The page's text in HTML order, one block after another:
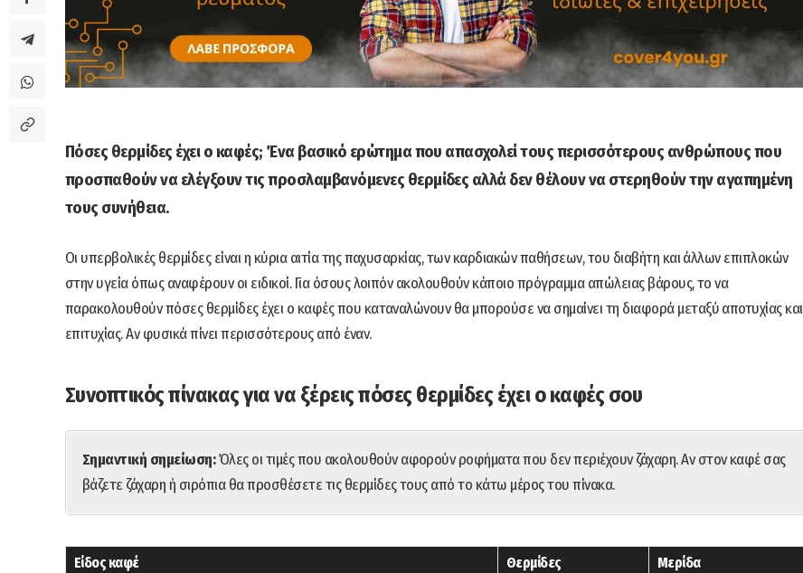
Πόσες θερμίδες έχει ο καφές; Ένα βασικό ερώτημα που απασχολεί τους περισσότερους ανθρώπους που
προσπαθούν να ελέγξουν τις προσλαμβανόμενες θερμίδες αλλά δεν θέλουν να στερηθούν την αγαπημένη
τους συνήθεια.
Οι υπερβολικές θερμίδες είναι η κύρια αιτία της παχυσαρκίας, των καρδιακών παθήσεων, του διαβήτη και άλλων επιπλοκών
στην υγεία όπως αναφέρουν οι ειδικοί. Για όσους λοιπόν ακολουθούν κάποιο πρόγραμμα απώλειας βάρους, το να
παρακολουθούν πόσες θερμίδες έχει ο καφές που καταναλώνουν θα μπορούσε να σημαίνει τη διαφορά μεταξύ αποτυχίας και
επιτυχίας. Αν φυσικά πίνει περισσότερους από έναν.
Συνοπτικός πίνακας για να ξέρεις πόσες θερμίδες έχει ο καφές σου
Σημαντική σημείωση:Όλες οι τιμές που ακολουθούν αφορούν ροφήματα που δεν περιέχουν ζάχαρη. Αν στον καφέ σας
βάζετε ζάχαρη ή σιρόπια θα προσθέσετε τις θερμίδες τους από το κάτω μέρος του πίνακα.
Είδος καφέ Θερμίδες
Μερίδα